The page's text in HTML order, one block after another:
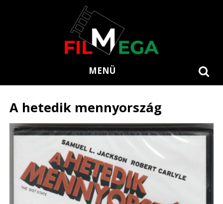
MENÜ
A hetedik mennyország